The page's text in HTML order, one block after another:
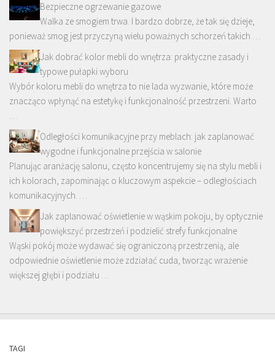
Bezpieczne ogrzewanie gazowe
Walka ze smogiem trwa. I bardzo dobrze, że tak się dzieje,
ponieważ smog jest przyczyną wielu poważnych schorzeń takich …
Jak dobrać kolor mebli do wnętrza: praktyczne zasady i
typowe pułapki wyboru
Wybór koloru mebli do wnętrza to nie lada wyzwanie, które może
znacząco wpłynąć na estetykę i funkcjonalność przestrzeni. Warto
…
Odległości komunikacyjne przy meblach: jak zaplanować
wygodne i funkcjonalne przejścia w salonie
Planując aranżację salonu, często koncentrujemy się na stylu mebli i
ich kolorach, zapominając o kluczowym aspekcie – odległościach
komunikacyjnych. …
Jak zaplanować oświetlenie w wąskim pokoju, by optycznie
powiększyć przestrzeń i podzielić strefy funkcjonalne
Wąski pokój może wydawać się ograniczoną przestrzenią, ale
odpowiednie oświetlenie może zdziałać cuda, tworząc wrażenie
większej głębi i podziału …
TAGI